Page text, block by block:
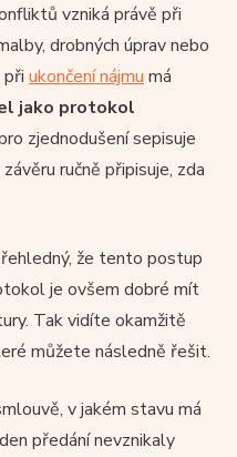
vzniká právě při
drobných úprav nebo
ukončení nájmu má
jako protokol
zjednodušení sepisuje
ručně připisuje, zda
že tento postup
je ovšem dobré mít
Tak vidíte okamžitě
můžete následně řešit.
v jakém stavu má
předání nevznikaly